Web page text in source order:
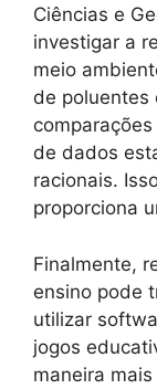
Ciências e
investigar a
meio
de poluentes
de dados
racionais.
proporciona
Finalmente,
ensino pode
utilizar
jogos
maneira